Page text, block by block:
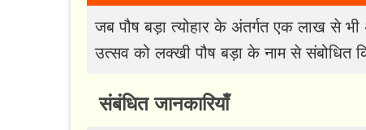
जब पौष बड़ा त्योहार के अंतर्गत एक लाख से
उत्सव को लक्खी पौष बड़ा के नाम से संबोधित
संबंधित जानकारियाँ